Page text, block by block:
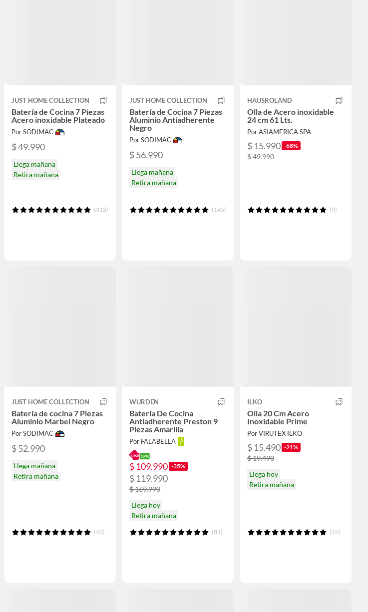
JUST HOME COLLECTION
Batería de Cocina 7 Piezas
Acero inoxidable Plateado
Por SODIMAC
$ 49.990
Llega mañana
Retira mañana
(312)
JUST HOME COLLECTION
Batería de Cocina 7 Piezas
Aluminio Antiadherente
Negro
Por SODIMAC
$ 56.990
Llega mañana
Retira mañana
(145)
HAUSROLAND
Olla de Acero inoxidable
24 cm 61 Lts.
Por ASIAMERICA SPA
$ 15.990 -68%
$ 49.990
(9)
JUST HOME COLLECTION
Batería de cocina 7 Piezas
Aluminio Marbel Negro
Por SODIMAC
$ 52.990
Llega mañana
Retira mañana
(43)
WURDEN
Batería De Cocina
Antiadherente Preston 9
Piezas Amarilla
Por FALABELLA
$ 109.990 -35%
$ 119.990
$ 169.990
Llega hoy
Retira mañana
(81)
ILKO
Olla 20 Cm Acero
Inoxidable Prime
Por VIRUTEX ILKO
$ 15.490 -21%
$ 19.490
Llega hoy
Retira mañana
(26)